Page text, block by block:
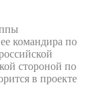
командира по
стороной по
в проекте